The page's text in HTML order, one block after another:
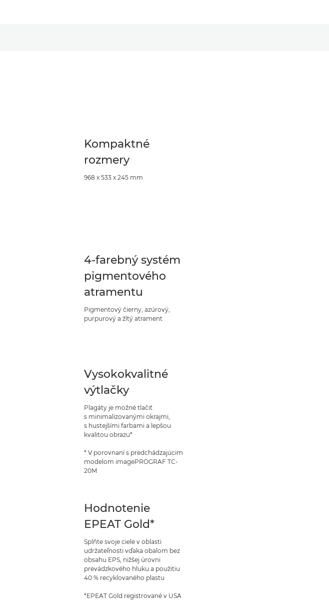
Kompaktné
rozmery
968 x 533 x 245 mm
4-farebný systém
pigmentového
atramentu
Pigmentový čierny, azúrový,
purpurový a žltý atrament
Vysokokvalitné
výtlačky
Plagáty je možné tlačiť
s minimalizovanými okrajmi,
s hustejšími farbami a lepšou
kvalitou obrazu*
* V porovnaní s predchádzajúcim
modelom imagePROGRAF TC-
20M
Hodnotenie
EPEAT Gold*
Splňte svoje ciele v oblasti
udržateľnosti vďaka obalom bez
obsahu EPS, nižšej úrovni
prevádzkového hluku a použitiu
40 % recyklovaného plastu
*EPEAT Gold registrované v USA